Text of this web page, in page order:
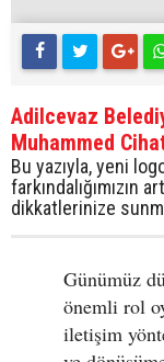
Adilcevaz
Muhammed
Bu yazıyla, yeni
farkındalığımızın
dikkatlerinize
Günümüz
önemli rol
iletişim